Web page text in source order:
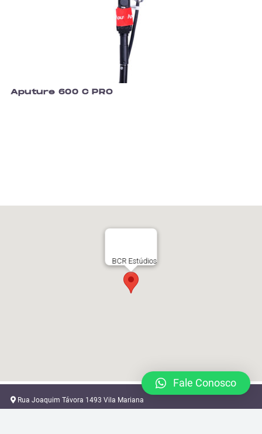
Aputure 600 C PRO
BCR Estúdios
Rua Joaquim Távora 1493 Vila Mariana
Fale Conosco